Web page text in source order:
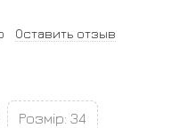
Оставить отзыв
Розмір: 34